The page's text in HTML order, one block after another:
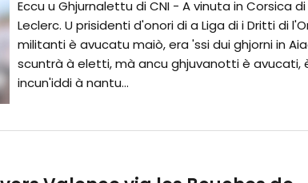
Eccu u Ghjurnalettu di CNI - A vinuta in Corsica di
Leclerc. U prisidenti d'onori di a Liga di i Dritti di
militanti è avucatu maiò, era 'ssi dui ghjorni in
scuntrà à eletti, mà ancu ghjuvanotti è avucati,
incun'iddi à nantu...